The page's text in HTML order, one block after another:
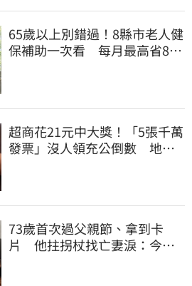
65歲以上別錯過！8縣市老人健
保補助一次看 每月最高省826
超商花21元中大獎！「5張千萬
發票」沒人領充公倒數 地點
73歲首次過父親節、拿到卡
片 他拄拐杖找亡妻淚：今天